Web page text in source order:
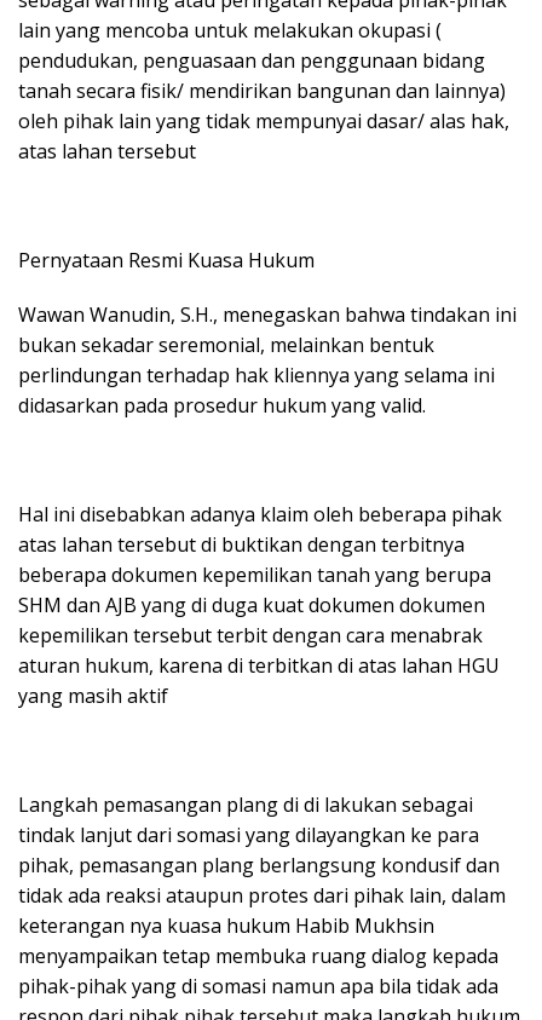
lain yang mencoba untuk melakukan okupasi (
pendudukan, penguasaan dan penggunaan bidang
tanah secara fisik/ mendirikan bangunan dan lainnya)
oleh pihak lain yang tidak mempunyai dasar/ alas hak,
atas lahan tersebut
Pernyataan Resmi Kuasa Hukum
Wawan Wanudin, S.H., menegaskan bahwa tindakan ini
bukan sekadar seremonial, melainkan bentuk
perlindungan terhadap hak kliennya yang selama ini
didasarkan pada prosedur hukum yang valid.
Hal ini disebabkan adanya klaim oleh beberapa pihak
atas lahan tersebut di buktikan dengan terbitnya
beberapa dokumen kepemilikan tanah yang berupa
SHM dan AJB yang di duga kuat dokumen dokumen
kepemilikan tersebut terbit dengan cara menabrak
aturan hukum, karena di terbitkan di atas lahan HGU
yang masih aktif
Langkah pemasangan plang di di lakukan sebagai
tindak lanjut dari somasi yang dilayangkan ke para
pihak, pemasangan plang berlangsung kondusif dan
tidak ada reaksi ataupun protes dari pihak lain, dalam
keterangan nya kuasa hukum Habib Mukhsin
menyampaikan tetap membuka ruang dialog kepada
pihak-pihak yang di somasi namun apa bila tidak ada